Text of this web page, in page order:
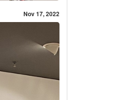
Nov 17, 2022